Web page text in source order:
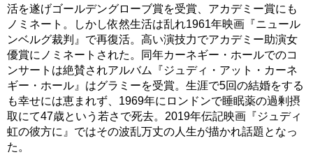
活を遂げゴールデングローブ賞を受賞、アカデミー賞にも
ノミネート。しかし依然生活は乱れ1961年映画『ニュール
ンベルグ裁判』で再復活。高い演技力でアカデミー助演女
優賞にノミネートされた。同年カーネギー・ホールでのコ
ンサートは絶賛されアルバム『ジュディ・アット・カーネ
ギー・ホール』はグラミーを受賞。生涯で5回の結婚をする
も幸せには恵まれず、1969年にロンドンで睡眠薬の過剰摂
取にて47歳という若さで死去。2019年伝記映画『ジュディ
虹の彼方に』ではその波乱万丈の人生が描かれ話題となっ
た。